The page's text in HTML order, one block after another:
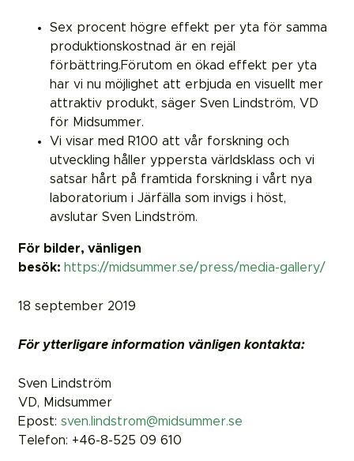
Sex procent högre effekt per yta för samma
produktionskostnad är en rejäl
förbättring.Förutom en ökad effekt per yta
har vi nu möjlighet att erbjuda en visuellt mer
attraktiv produkt, säger Sven Lindström, VD
för Midsummer.
Vi visar med R100 att vår forskning och
utveckling håller yppersta världsklass och vi
satsar hårt på framtida forskning i vårt nya
laboratorium i Järfälla som invigs i höst,
avslutar Sven Lindström.
För bilder, vänligen
besök: https://midsummer.se/press/media-gallery/
18 september 2019
För ytterligare information vänligen kontakta:
Sven Lindström
VD, Midsummer
Epost: sven.lindstrom@midsummer.se
Telefon: +46-8-525 09 610